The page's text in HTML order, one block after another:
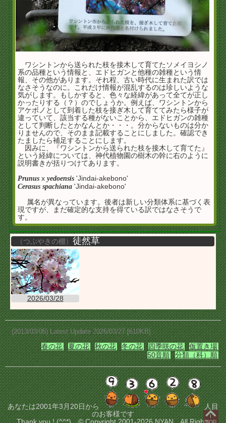
ワシントンから送られた枝を接木して育てたソメイヨシノ
系の品種という情報と、エドヒガンと他種の雑種という情
報、その他があります。それ程、古い時代に生まれた訳では
なさそうなのに。これだけ情報が混乱するのは珍しいような
気がします。もしかすると、色々な経緯があって全てが正し
かったりする（？）のでしょうか。例えば、ワシントンから
アケボノとして到着した枝を接ぎ木して育ててみたら様子が
違っていて、該当する種がないことから、エドヒガンの雑種
として判断したとかなんとか・・・。分からないものは分か
りませんので、そのまま記載することにしました。確認でき
たましたら補足することにします。
因みに、『ワシントンから送られた枝を接木して育てた』
という経緯については、神代植物園の樹木の幹に右のように
説明書きが括りつけてあります。
Prunus x yedoensis 'Jindai-akebono'
Cerasus spachiana 'Jindai-akebono'
属名が異なっています。後者は新しい分類体系に基づく表
現ですが、まだ確定的な支持を得ている訳ではなさそうで
す。
（つぶやきの棚） 徒然草
2026/03/28
(2013/03/05) Latest Update 2026/03/27 [610KB]
仮置き場
四季咲の花
冬の花
秋の花
夏の花
春の花
分類（科）順
50音順
あなたは2001年3月20日から
人目
のお客様です
Thank you ! (^^*) © Copyright 2001-2026 NYAN All Rights